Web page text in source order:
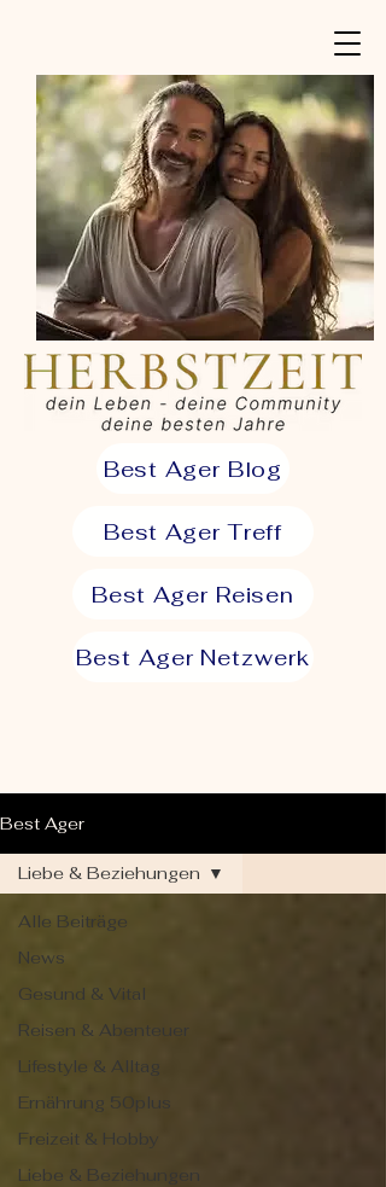
Best Ager Blog
Best Ager Treff
Best Ager Reisen
Best Ager Netzwerk
Best Ager
Alle Beiträge
News
Gesund & Vital
Reisen & Abenteuer
Lifestyle & Alltag
Ernährung 50plus
Freizeit & Hobby
Liebe & Beziehungen
Liebe & Beziehungen